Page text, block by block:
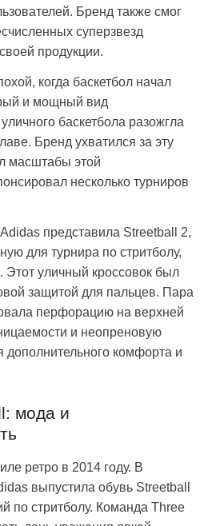
Бренд также смог
суперзвезд
продукции.
когда баскетбол начал
и мощный вид
баскетбола разожгла
Бренд ухватился за эту
масштабы этой
несколько турниров
представила Streetball 2,
для турнира по стритболу,
Этот уличный кроссовок был
защитой для пальцев. Пара
перфорацию на верхней
и неопреновую
дополнительного комфорта и
мода и
ретро в 2014 году. В
выпустила обувь Streetball
по стритболу. Команда Three